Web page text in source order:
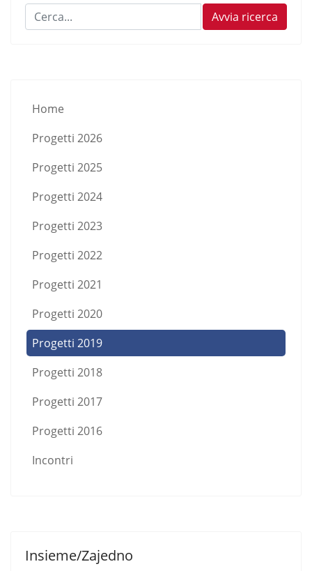
Cerca... Avvia ricerca
Home
Progetti 2026
Progetti 2025
Progetti 2024
Progetti 2023
Progetti 2022
Progetti 2021
Progetti 2020
Progetti 2019
Progetti 2018
Progetti 2017
Progetti 2016
Incontri
Insieme/Zajedno